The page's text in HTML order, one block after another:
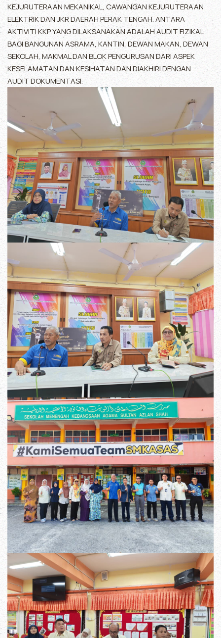
KEJURUTERAAN MEKANIKAL, CAWANGAN KEJURUTERAAN
ELEKTRIK DAN JKR DAERAH PERAK TENGAH. ANTARA
AKTIVITI KKP YANG DILAKSANAKAN ADALAH AUDIT FIZIKAL
BAGI BANGUNAN ASRAMA, KANTIN, DEWAN MAKAN, DEWAN
SEKOLAH, MAKMAL DAN BLOK PENGURUSAN DARI ASPEK
KESELAMATAN DAN KESIHATAN DAN DIAKHIRI DENGAN
AUDIT DOKUMENTASI.